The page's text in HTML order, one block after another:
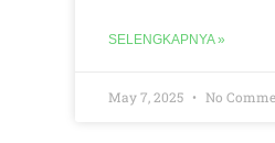
SELENGKAPNYA »
May 7, 2025 No